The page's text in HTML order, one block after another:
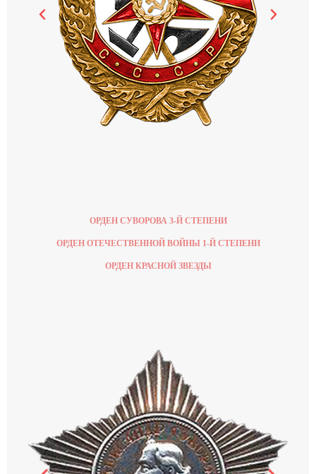
ОРДЕН СУВОРОВА 3-Й СТЕПЕНИ
ОРДЕН ОТЕЧЕСТВЕННОЙ ВОЙНЫ 1-Й СТЕПЕНИ
ОРДЕН КРАСНОЙ ЗВЕЗДЫ